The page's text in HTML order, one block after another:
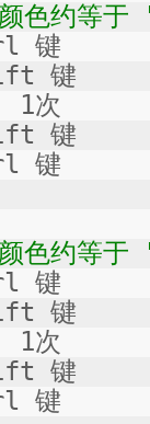
色约等于
键
键
次
键
键
色约等于
键
键
次
键
键